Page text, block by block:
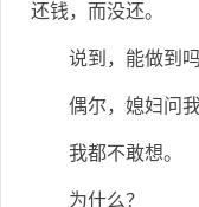
还钱，而没还。
说到，能做到吗
偶尔，媳妇问
我都不敢想。
为什么？